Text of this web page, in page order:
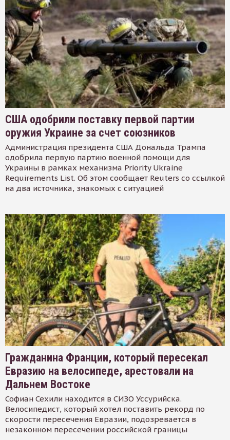
США одобрили поставку первой партии
оружия Украине за счет союзников
Администрация президента США Дональда Трампа
одобрила первую партию военной помощи для
Украины в рамках механизма Priority Ukraine
Requirements List. Об этом сообщает Reuters со ссылкой
на два источника, знакомых с ситуацией
Гражданина Франции, который пересекал
Евразию на велосипеде, арестовали на
Дальнем Востоке
Софиан Сехили находится в СИЗО Уссурийска.
Велосипедист, который хотел поставить рекорд по
скорости пересечения Евразии, подозревается в
незаконном пересечении российской границы